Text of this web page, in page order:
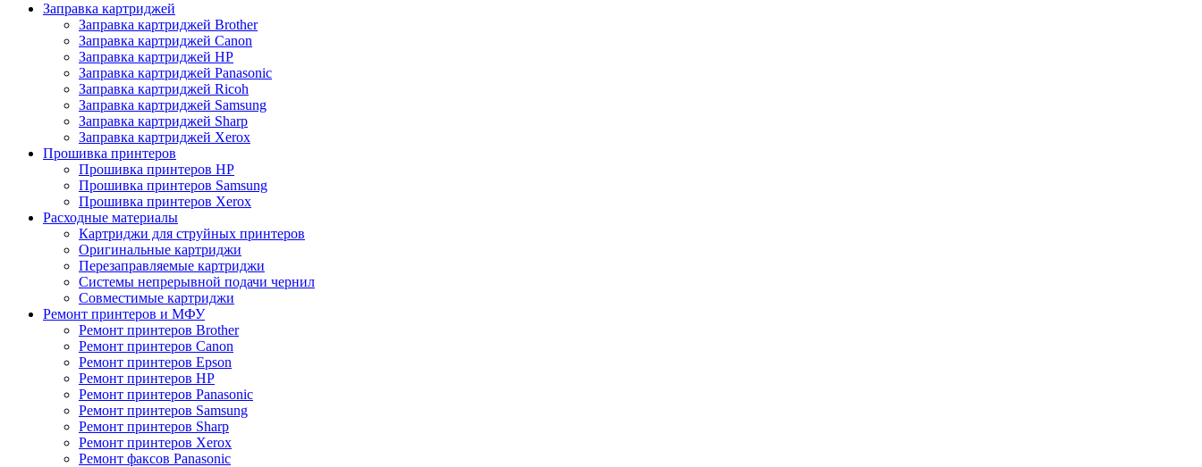
Заправка картриджей
Заправка картриджей Brother
Заправка картриджей Canon
Заправка картриджей HP
Заправка картриджей Panasonic
Заправка картриджей Ricoh
Заправка картриджей Samsung
Заправка картриджей Sharp
Заправка картриджей Xerox
Прошивка принтеров
Прошивка принтеров HP
Прошивка принтеров Samsung
Прошивка принтеров Xerox
Расходные материалы
Картриджи для струйных принтеров
Оригинальные картриджи
Перезаправляемые картриджи
Системы непрерывной подачи чернил
Совместимые картриджи
Ремонт принтеров и МФУ
Ремонт принтеров Brother
Ремонт принтеров Canon
Ремонт принтеров Epson
Ремонт принтеров HP
Ремонт принтеров Panasonic
Ремонт принтеров Samsung
Ремонт принтеров Sharp
Ремонт принтеров Xerox
Ремонт факсов Panasonic